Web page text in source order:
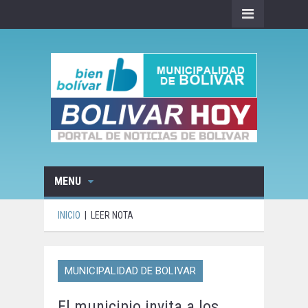
MENU
INICIO LEER NOTA
MUNICIPALIDAD DE BOLIVAR